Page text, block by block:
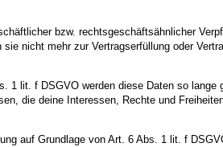
bzw. rechtsgeschäftsähnlicher
nicht mehr zur Vertragserfüllung oder
1 lit. f DSGVO werden diese Daten so
die deine Interessen, Rechte und
auf Grundlage von Art. 6 Abs. 1 lit. f